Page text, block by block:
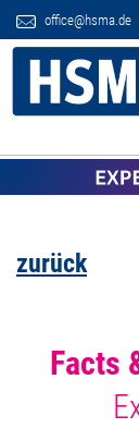
office@hsma.de
zurück
Facts